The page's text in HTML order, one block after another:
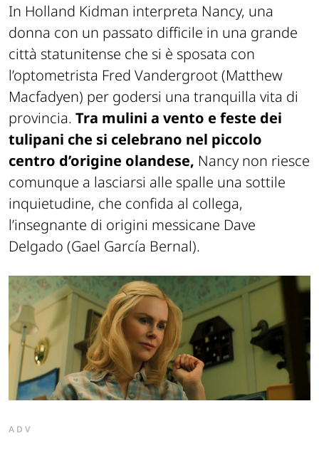
In Holland Kidman interpreta Nancy, una
donna con un passato difficile in una grande
città statunitense che si è sposata con
l’optometrista Fred Vandergroot (Matthew
Macfadyen) per godersi una tranquilla vita di
provincia. Tra mulini a vento e feste dei
tulipani che si celebrano nel piccolo
centro d’origine olandese, Nancy non riesce
comunque a lasciarsi alle spalle una sottile
inquietudine, che confida al collega,
l’insegnante di origini messicane Dave
Delgado (Gael García Bernal).
ADV